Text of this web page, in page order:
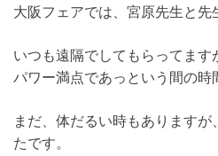
大阪フェアでは、宮原先生と先
いつも遠隔でしてもらってます
パワー満点であっという間の時
まだ、体だるい時もあります
たです。